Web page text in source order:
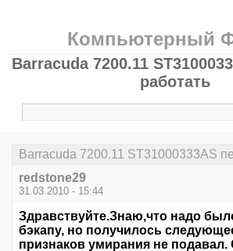
Компьютерный
Barracuda 7200.11
работать
Barracuda 7200.11 ST31000333AS
redstone29
31.03.2010 - 15:44
Здравствуйте.Знаю,что надо
бэкапу, но получилось
признаков умирания не подавал.